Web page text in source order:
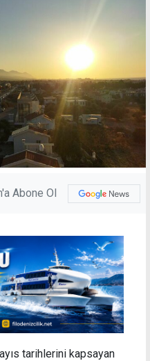
Abone Ol
tarihlerini kapsayan